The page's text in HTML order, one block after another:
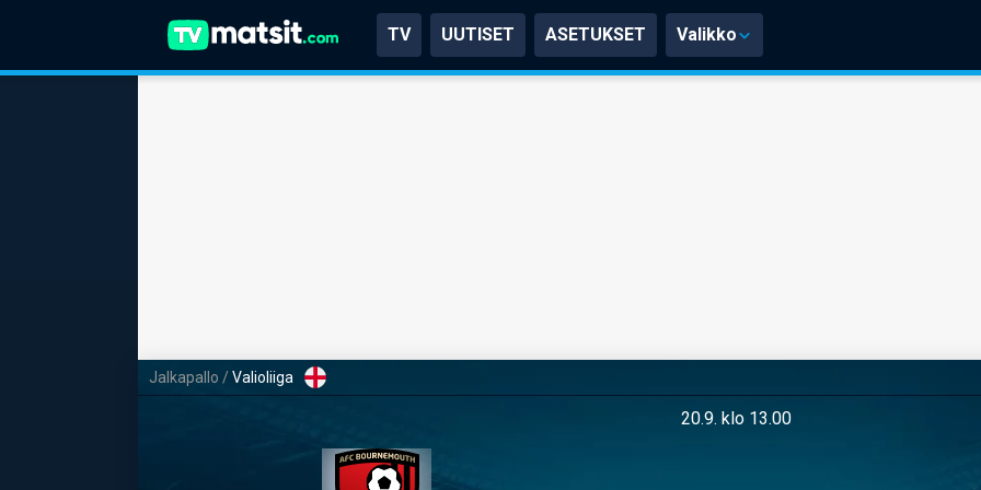
TV UUTISET ASETUKSET Valikko
Jalkapallo /Valioliiga
20.9. klo 13.00